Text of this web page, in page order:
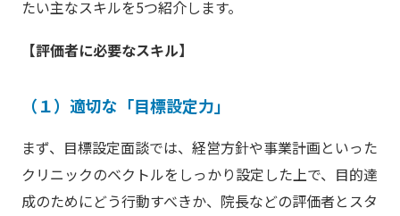
たい主なスキルを5つ紹介します。
【評価者に必要なスキル】
（１）適切な「目標設定力」
まず、目標設定面談では、経営方針や事業計画といった
クリニックのベクトルをしっかり設定した上で、目的達
成のためにどう行動すべきか、院長などの評価者とスタ